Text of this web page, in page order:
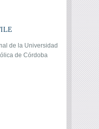
de la Universidad
de Córdoba